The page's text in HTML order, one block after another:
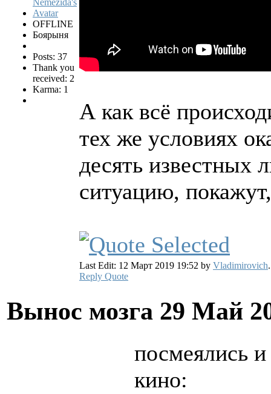
OFFLINE
Боярыня
Posts: 37
Thank you
received: 2
Karma: 1
А как всё
тех же условиях
десять известных
ситуацию,
Last Edit: 12 Март 2019 19:52 by Vladimirovich.
Reply Quote
Вынос мозга 29 Май
посмеялись и
кино: